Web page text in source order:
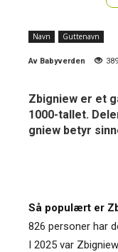
Navn Guttenavn
Av Babyverden 389
Zbigniew er et
1000-tallet.
gniew betyr
Så populært er
826 personer har
I 2025 var